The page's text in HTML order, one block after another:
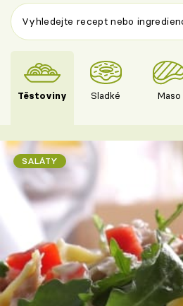
Těstoviny Sladké Maso
SALÁTY